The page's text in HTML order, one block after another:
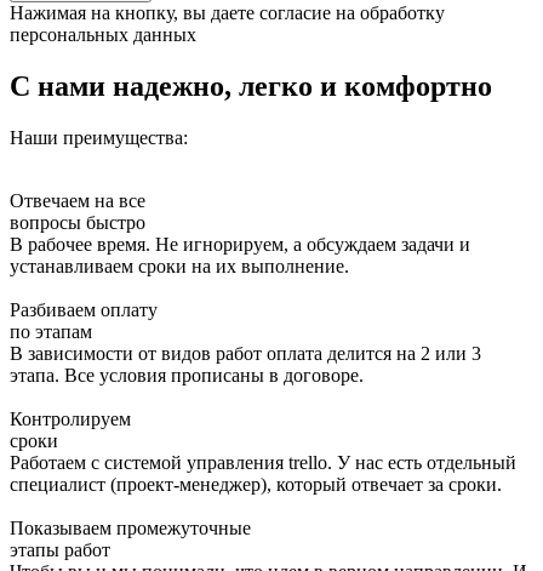
Нажимая на кнопку, вы даете согласие на обработку
персональных данных
С нами надежно, легко и комфортно
Наши преимущества:
Отвечаем на все
вопросы быстро
В рабочее время. Не игнорируем, а обсуждаем задачи и
устанавливаем сроки на их выполнение.
Разбиваем оплату
по этапам
В зависимости от видов работ оплата делится на 2 или 3
этапа. Все условия прописаны в договоре.
Контролируем
сроки
Работаем с системой управления trello. У нас есть отдельный
специалист (проект-менеджер), который отвечает за сроки.
Показываем промежуточные
этапы работ